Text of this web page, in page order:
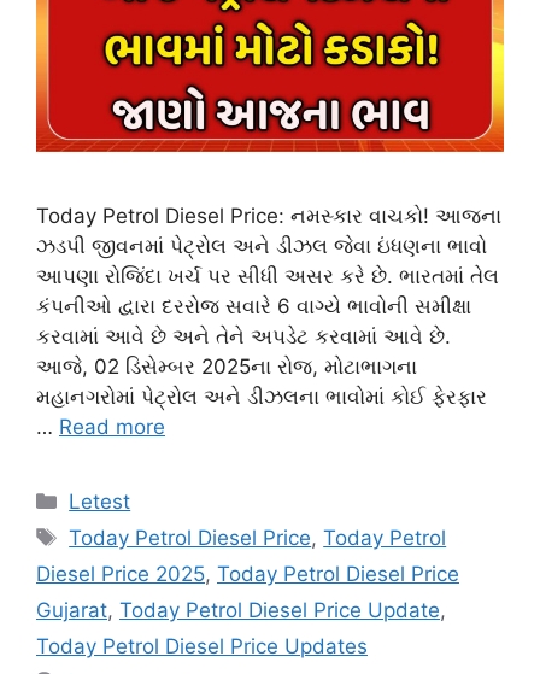
Today Petrol Diesel Price: નમસ્કાર વાચકો! આજના
ઝડપી જીવનમાં પેટ્રોલ અને ડીઝલ જેવા ઇંધણના ભાવો
આપણા રોજિંદા ખર્ચ પર સીધી અસર કરે છે. ભારતમાં તેલ
કંપનીઓ દ્વારા દરરોજ સવારે 6 વાગ્યે ભાવોની સમીક્ષા
કરવામાં આવે છે અને તેને અપડેટ કરવામાં આવે છે.
આજે, 02 ડિસેમ્બર 2025ના રોજ, મોટાભાગના
મહાનગરોમાં પેટ્રોલ અને ડીઝલના ભાવોમાં કોઈ ફેરફાર
… Read more
Categories
Letest
Tags
Today Petrol Diesel Price,Today Petrol
Diesel Price 2025, Today Petrol Diesel Price
Gujarat, Today Petrol Diesel Price Update,
Today Petrol Diesel Price Updates